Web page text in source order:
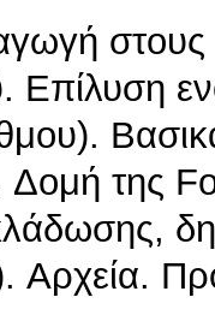
στους
Επίλυση
της
Αρχεία.